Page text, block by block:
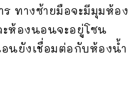
ทางซ้ายมือจะมีมุมห้อง
ห้องนอนจะอยู่โซน
นยังเชื่อมต่อกับห้องน้ำ